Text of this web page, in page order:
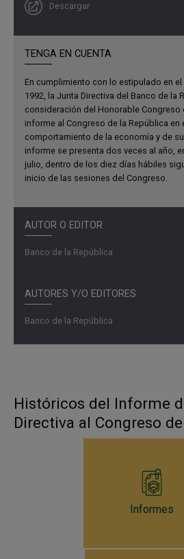
Descargar
TENGA EN CUENTA
En cumplimiento con lo estipulado en
1992, la Junta Directiva del Banco de la
consideración del Honorable Congreso
informe al Congreso de la República en
comportamiento de la economía y de
informe se presenta dos veces al año,
julio, dentro de los diez días hábiles
inicio de las sesiones del Congreso.
AUTOR O EDITOR
Banco de la República
AUTORES Y/O EDITORES
Banco de la República
Históricos del Informe
Directiva al Congreso
Informes